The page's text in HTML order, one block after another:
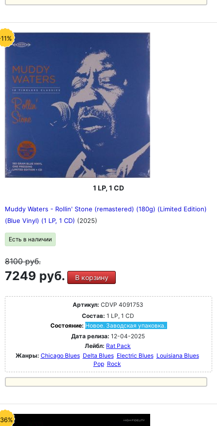
1 LP, 1 CD
Muddy Waters - Rollin' Stone (remastered) (180g) (Limited Edition)
(Blue Vinyl) (1 LP, 1 CD) (2025)
Есть в наличии
8100руб.
7249 руб. В корзину
Артикул: CDVP 4091753
Состав: 1 LP, 1 CD
Состояние: Новое. Заводская упаковка.
Дата релиза: 12-04-2025
Лейбл: Rat Pack
Жанры: Chicago Blues Delta Blues Electric Blues Louisiana Blues
Pop Rock